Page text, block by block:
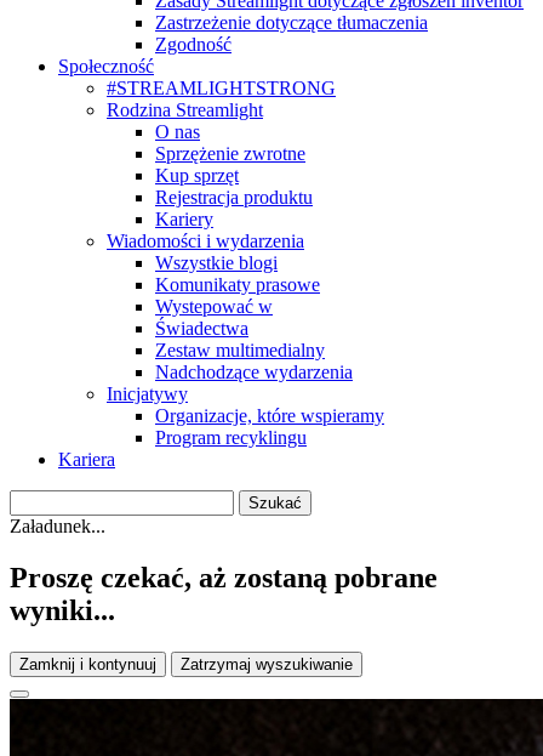
Zastrzeżenie dotyczące tłumaczenia
Zgodność
Społeczność
#STREAMLIGHTSTRONG
Rodzina Streamlight
O nas
Sprzężenie zwrotne
Kup sprzęt
Rejestracja produktu
Kariery
Wiadomości i wydarzenia
Wszystkie blogi
Komunikaty prasowe
Wystepować w
Świadectwa
Zestaw multimedialny
Nadchodzące wydarzenia
Inicjatywy
Organizacje, które wspieramy
Program recyklingu
Kariera
Załadunek...
Proszę czekać, aż zostaną pobrane
wyniki...
Zamknij i kontynuuj Zatrzymaj wyszukiwanie